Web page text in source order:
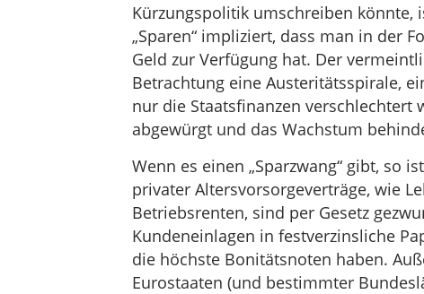
Kürzungspolitik umschreiben könnte,
„Sparen“ impliziert, dass man in der
Geld zur Verfügung hat. Der
Betrachtung eine Austeritätsspirale,
nur die Staatsfinanzen
abgewürgt und das Wachstum
Wenn es einen „Sparzwang“ gibt, so
privater Altersvorsorgeverträge, wie
Betriebsrenten, sind per Gesetz
Kundeneinlagen in festverzinsliche
die höchste Bonitätsnoten haben.
Eurostaaten (und bestimmter